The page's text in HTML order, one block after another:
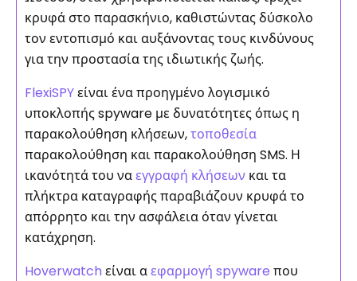
κρυφά στο παρασκήνιο, καθιστώντας δύσκολο
τον εντοπισμό και αυξάνοντας τους κινδύνους
για την προστασία της ιδιωτικής ζωής.
FlexiSPYείναι ένα προηγμένο λογισμικό
υποκλοπής spyware με δυνατότητες όπως η
παρακολούθηση κλήσεων,τοποθεσία
παρακολούθηση και παρακολούθηση SMS. Η
ικανότητά του ναεγγραφή κλήσεων και τα
πλήκτρα καταγραφής παραβιάζουν κρυφά το
απόρρητο και την ασφάλεια όταν γίνεται
κατάχρηση.
Hoverwatch είναι αεφαρμογή spyware που